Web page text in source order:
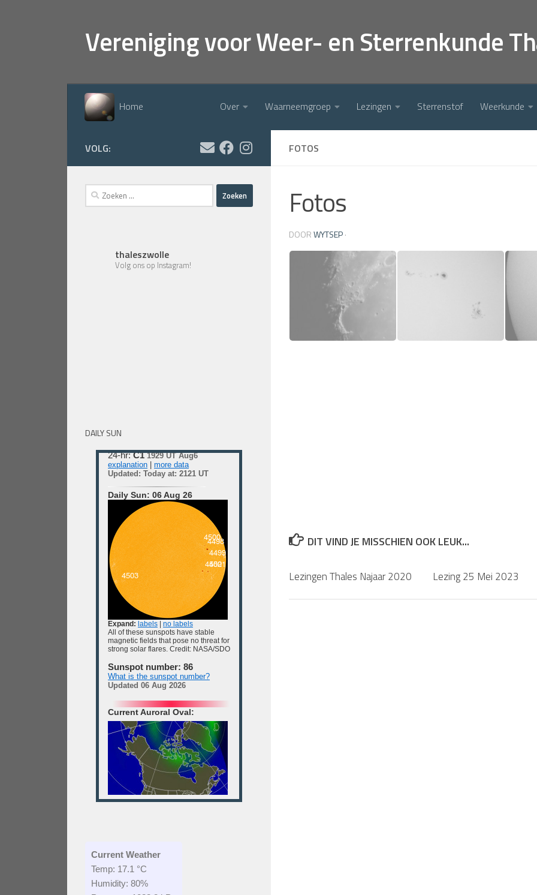
Vereniging voor Weer- en Sterrenkunde
Home Over Waarneemgroep Lezingen Sterrenstof Weerkunde
FOTOS
Fotos
DOORWYTSEP·
DIT VIND JE MISSCHIEN OOK LEUK...
Lezingen Thales Najaar 2020 Lezing 25 Mei 2023
VOLG:
Zoeken
naar:
thaleszwolle
Volg ons op Instagram!
DAILY SUN
Current Weather
Temp: 17.1 °C
Humidity: 80%